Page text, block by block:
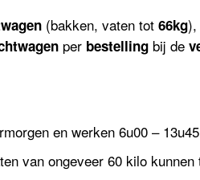
(bakken, vaten tot 66kg),
per bestelling bij de
en werken 6u00 – 13u45
van ongeveer 60 kilo kunnen